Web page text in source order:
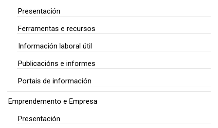
Presentación
Ferramentas e recursos
Información laboral útil
Publicacións e informes
Portais de información
Emprendemento e Empresa
Presentación